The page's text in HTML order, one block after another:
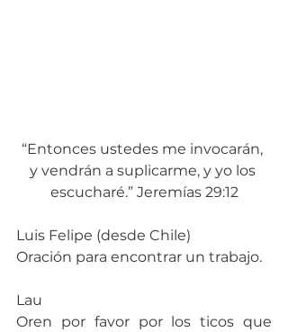
“Entonces ustedes me invocarán,
y vendrán a suplicarme, y yo los
escucharé.” Jeremías 29:12
Luis Felipe (desde Chile)
Oración para encontrar un trabajo.
Lau
Oren por favor por los ticos que